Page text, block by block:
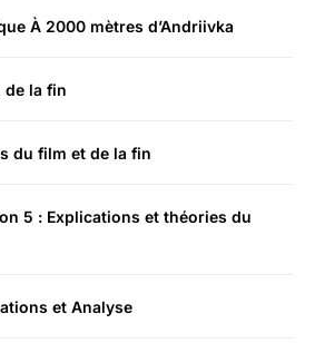
À 2000 mètres d’Andriivka
de la fin
du film et de la fin
5 : Explications et théories du
et Analyse